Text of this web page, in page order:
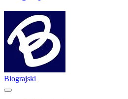
Biograjski